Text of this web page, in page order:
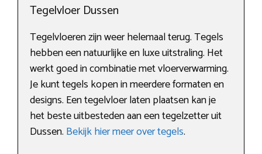
Tegelvloer Dussen
Tegelvloeren zijn weer helemaal terug. Tegels
hebben een natuurlijke en luxe uitstraling. Het
werkt goed in combinatie met vloerverwarming.
Je kunt tegels kopen in meerdere formaten en
designs. Een tegelvloer laten plaatsen kan je
het beste uitbesteden aan een tegelzetter uit
Dussen. Bekijk hier meer over tegels.